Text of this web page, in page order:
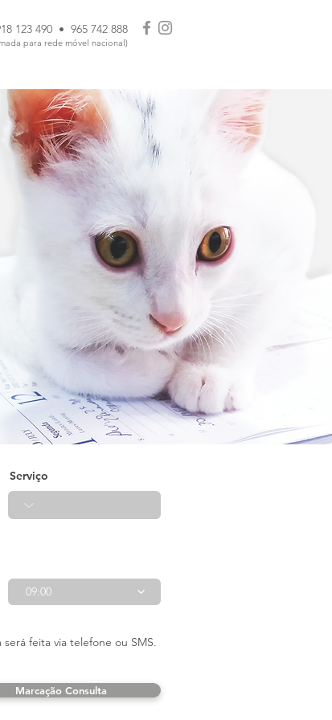
123 490 • 965 742 888
para rede móvel nacional)
Serviço
09:00
feita via telefone ou SMS.
Marcação Consulta